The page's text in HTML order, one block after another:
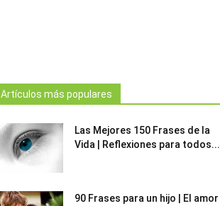
Artículos más populares
Las Mejores 150 Frases de la
Vida | Reflexiones para todos...
90 Frases para un hijo | El amor